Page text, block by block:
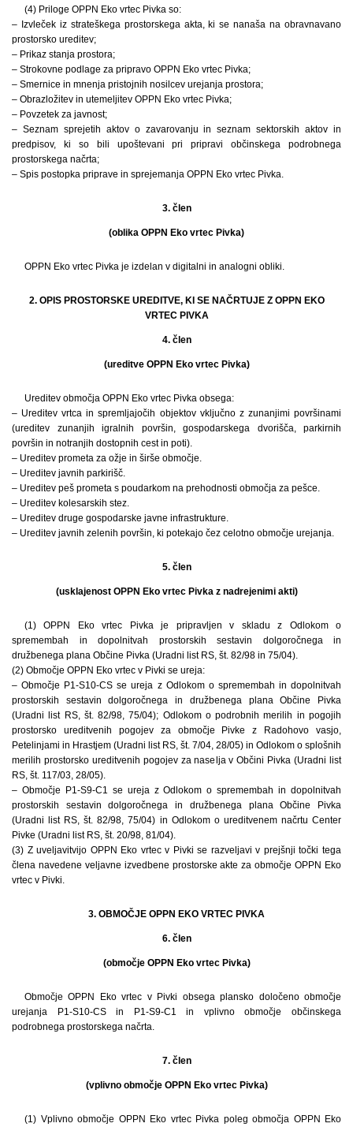
(4) Priloge OPPN Eko vrtec Pivka so:
– Izvleček iz strateškega prostorskega akta, ki se nanaša na obravnavano
prostorsko ureditev;
– Prikaz stanja prostora;
– Strokovne podlage za pripravo OPPN Eko vrtec Pivka;
– Smernice in mnenja pristojnih nosilcev urejanja prostora;
– Obrazložitev in utemeljitev OPPN Eko vrtec Pivka;
– Povzetek za javnost;
– Seznam sprejetih aktov o zavarovanju in seznam sektorskih aktov in
predpisov, ki so bili upoštevani pri pripravi občinskega podrobnega
prostorskega načrta;
– Spis postopka priprave in sprejemanja OPPN Eko vrtec Pivka.
3. člen
(oblika OPPN Eko vrtec Pivka)
OPPN Eko vrtec Pivka je izdelan v digitalni in analogni obliki.
2. OPIS PROSTORSKE UREDITVE, KI SE NAČRTUJE Z OPPN EKO
VRTEC PIVKA
4. člen
(ureditve OPPN Eko vrtec Pivka)
Ureditev območja OPPN Eko vrtec Pivka obsega:
– Ureditev vrtca in spremljajočih objektov vključno z zunanjimi površinami
(ureditev zunanjih igralnih površin, gospodarskega dvorišča, parkirnih
površin in notranjih dostopnih cest in poti).
– Ureditev prometa za ožje in širše območje.
– Ureditev javnih parkirišč.
– Ureditev peš prometa s poudarkom na prehodnosti območja za pešce.
– Ureditev kolesarskih stez.
– Ureditev druge gospodarske javne infrastrukture.
– Ureditev javnih zelenih površin, ki potekajo čez celotno območje urejanja.
5. člen
(usklajenost OPPN Eko vrtec Pivka z nadrejenimi akti)
(1) OPPN Eko vrtec Pivka je pripravljen v skladu z Odlokom o
spremembah in dopolnitvah prostorskih sestavin dolgoročnega in
družbenega plana Občine Pivka (Uradni list RS, št. 82/98 in 75/04).
(2) Območje OPPN Eko vrtec v Pivki se ureja:
– Območje P1-S10-CS se ureja z Odlokom o spremembah in dopolnitvah
prostorskih sestavin dolgoročnega in družbenega plana Občine Pivka
(Uradni list RS, št. 82/98, 75/04); Odlokom o podrobnih merilih in pogojih
prostorsko ureditvenih pogojev za območje Pivke z Radohovo vasjo,
Petelinjami in Hrastjem (Uradni list RS, št. 7/04, 28/05) in Odlokom o splošnih
merilih prostorsko ureditvenih pogojev za naselja v Občini Pivka (Uradni list
RS, št. 117/03, 28/05).
– Območje P1-S9-C1 se ureja z Odlokom o spremembah in dopolnitvah
prostorskih sestavin dolgoročnega in družbenega plana Občine Pivka
(Uradni list RS, št. 82/98, 75/04) in Odlokom o ureditvenem načrtu Center
Pivke (Uradni list RS, št. 20/98, 81/04).
(3) Z uveljavitvijo OPPN Eko vrtec v Pivki se razveljavi v prejšnji točki tega
člena navedene veljavne izvedbene prostorske akte za območje OPPN Eko
vrtec v Pivki.
3. OBMOČJE OPPN EKO VRTEC PIVKA
6. člen
(območje OPPN Eko vrtec Pivka)
Območje OPPN Eko vrtec v Pivki obsega plansko določeno območje
urejanja P1-S10-CS in P1-S9-C1 in vplivno območje občinskega
podrobnega prostorskega načrta.
7. člen
(vplivno območje OPPN Eko vrtec Pivka)
(1) Vplivno območje OPPN Eko vrtec Pivka poleg območja OPPN Eko